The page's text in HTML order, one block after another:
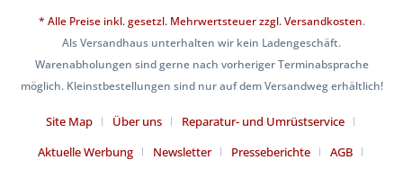
* Alle Preise inkl. gesetzl. Mehrwertsteuer zzgl.Versandkosten.
Als Versandhaus unterhalten wir kein Ladengeschäft.
Warenabholungen sind gerne nach vorheriger Terminabsprache
möglich. Kleinstbestellungen sind nur auf dem Versandweg erhältlich!
Site Map Über uns
Reparatur- und Umrüstservice
Aktuelle Werbung
Newsletter Presseberichte AGB